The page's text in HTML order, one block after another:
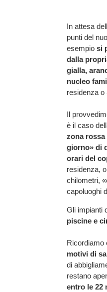
In attesa
punti del
esempio si
dalla
gialla,
nucleo
residenza o
Il
è il caso
zona rossa
giorno» di
orari del
residenza,
chilometri,
capoluoghi
Gli impianti
piscine e
Ricordiamo
motivi di
di
restano
entro le 22